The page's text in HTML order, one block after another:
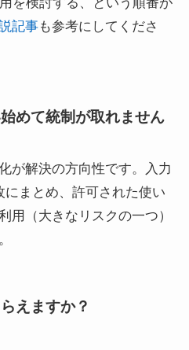
を検討する、という順番が
記事も参考にしてくださ
めて統制が取れません
が解決の方向性です。入力
まとめ、許可された使い
用（大きなリスクの一つ）
えますか？